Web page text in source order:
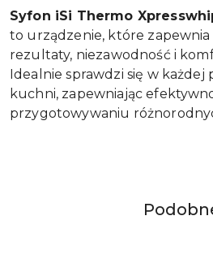
Syfon iSi Thermo
to urządzenie, które
rezultaty, niezawodność i
Idealnie sprawdzi się w każdej
kuchni, zapewniając
przygotowywaniu
Pomiń karuzelę